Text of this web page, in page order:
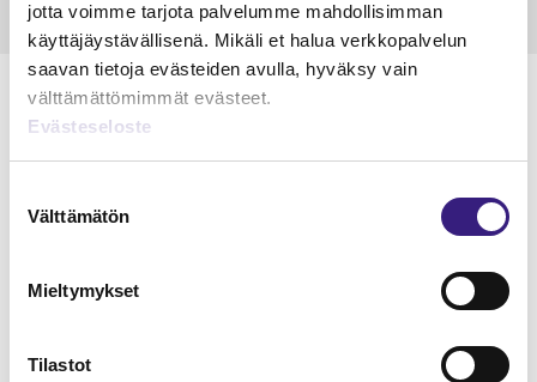
jotta voimme tarjota palvelumme mahdollisimman
käyttäjäystävällisenä. Mikäli et halua verkkopalvelun
saavan tietoja evästeiden avulla, hyväksy vain
välttämättömimmät evästeet.
Evästeseloste
valinta
Välttämätön
Mieltymykset
Tilastot